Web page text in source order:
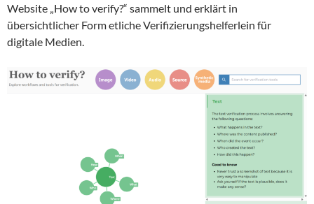
Website „How to verify?“ sammelt und erklärt in
übersichtlicher Form etliche Verifizierungshelferlein für
digitale Medien.